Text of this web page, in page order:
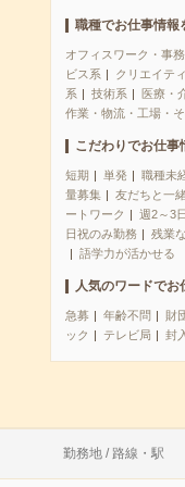
職種でお仕事情報
オフィスワーク・事
ビス系
クリエイテ
系
技術系 医療・
作業・物流・工場・
こだわりでお仕事
短期 単発 職種未
量募集
友だちと一
ートワーク
週2～3
日祝のみ勤務
残業
語学力が活かせる
人気のワードで
急募 年齢不問 財
ック
テレビ局 封入
勤務地 / 路線・駅